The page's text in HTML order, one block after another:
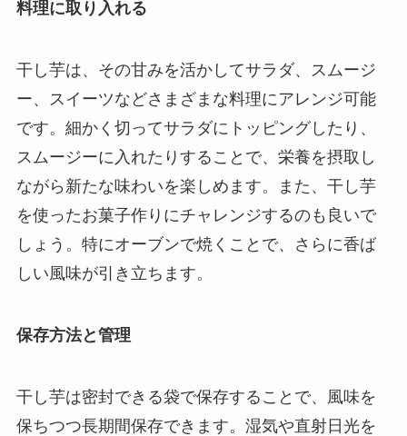
料理に取り入れる
干し芋は、その甘みを活かしてサラダ、スムージ
ー、スイーツなどさまざまな料理にアレンジ可能
です。細かく切ってサラダにトッピングしたり、
スムージーに入れたりすることで、栄養を摂取し
ながら新たな味わいを楽しめます。また、干し芋
を使ったお菓子作りにチャレンジするのも良いで
しょう。特にオーブンで焼くことで、さらに香ば
しい風味が引き立ちます。
保存方法と管理
干し芋は密封できる袋で保存することで、風味を
保ちつつ長期間保存できます。湿気や直射日光を